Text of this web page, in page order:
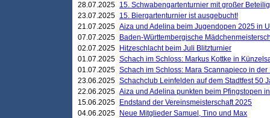
28.07.2025 15. Schwabengartenturnier mit großer
23.07.2025 15. Biergartenturnier ist ausgebucht!
21.07.2025 Aiza und Adelina beim Jugendopen 2025 in
07.07.2025
Baden-Württembergische
02.07.2025
Hitzeschlacht beim Juli Blitzturnier
01.07.2025 Schach im Schloss: Markus Kottke in
01.07.2025 Schach im Schloss: Mara Scannapieco in der
23.06.2025 Schachclub Leinfelden auf dem Stadtfest 50
22.06.2025 Aiza und Adelina punkten beim Pfingstopen
15.06.2025
Endstand der Vereinsmeisterschaft 2025
04.06.2025
Neue Mitglieder Samuel, Tino und Max